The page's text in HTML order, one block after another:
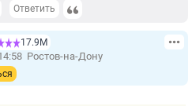
Ответить
17.9М
Ростов-на-Дону